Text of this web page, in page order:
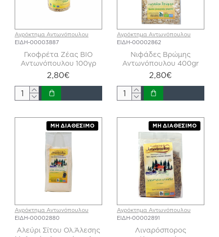
Αγρόκτημα Αντωνόπουλου
ΕΙΔΗ-00003887
Γκοφρέτα Ζέας ΒΙΟ
Αντωνόπουλου 100γρ
2,80€
Αγρόκτημα Αντωνόπουλου
ΕΙΔΗ-00002862
Νιφάδες Βρώμης
Αντωνόπουλου 400gr
2,80€
ΜΗ ΔΙΑΘΈΣΙΜΟ
Αγρόκτημα Αντωνόπουλου
ΕΙΔΗ-00002880
Αλεύρι Σίτου Ολ.Άλεσης
ΜΗ ΔΙΑΘΈΣΙΜΟ
Αγρόκτημα Αντωνόπουλου
ΕΙΔΗ-00002891
Λιναρόσπορος